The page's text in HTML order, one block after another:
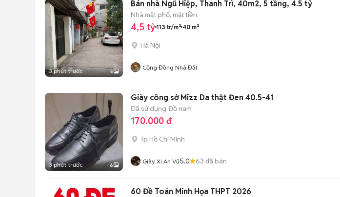
3 phút trước 5
Bán nhà Ngũ Hiệp, Thanh Trì, 40m2, 5 tầng, 4.5 tỷ
Nhà mặt phố, mặt tiền
4,5 tỷ 113 tr/m² 40 m²
Hà Nội
Cộng Đồng Nhà Đất
3 phút trước 6
Giày công sở Mizz Da thật Đen 40.5-41
Đã sử dụng Đồ nam
170.000 đ
Tp Hồ Chí Minh
Giày Xi An Vũ5.0 63 đã bán
60 Đề Toán Minh Họa THPT 2026